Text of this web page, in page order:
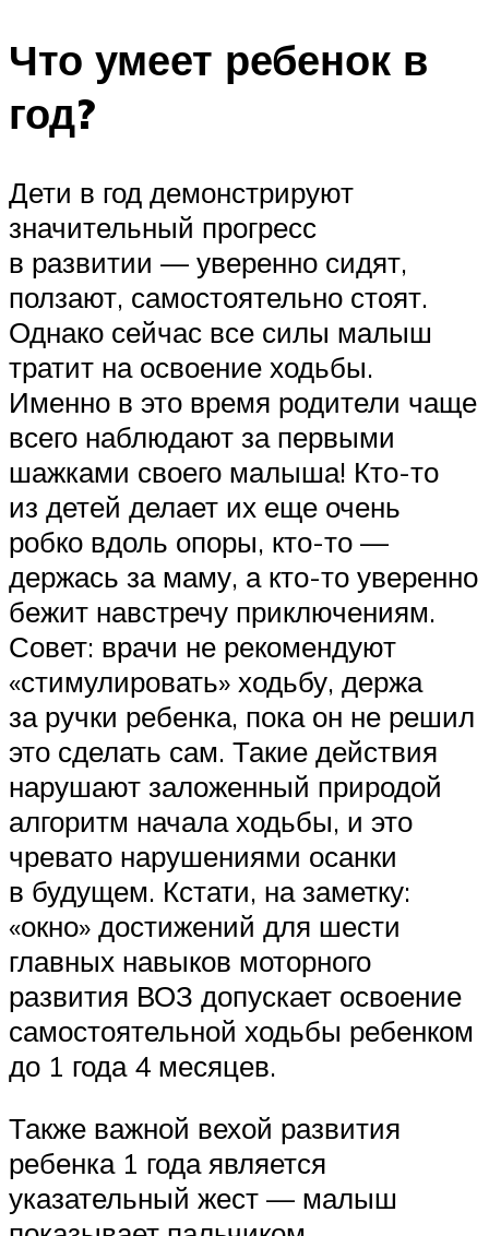
Что умеет ребенок в
год?
Дети в год демонстрируют
значительный прогресс
в развитии — уверенно сидят,
ползают, самостоятельно стоят.
Однако сейчас все силы малыш
тратит на освоение ходьбы.
Именно в это время родители чаще
всего наблюдают за первыми
шажками своего малыша! Кто-то
из детей делает их еще очень
робко вдоль опоры, кто-то —
держась за маму, а кто-то уверенно
бежит навстречу приключениям.
Совет: врачи не рекомендуют
«стимулировать» ходьбу, держа
за ручки ребенка, пока он не решил
это сделать сам. Такие действия
нарушают заложенный природой
алгоритм начала ходьбы, и это
чревато нарушениями осанки
в будущем. Кстати, на заметку:
«окно» достижений для шести
главных навыков моторного
развития ВОЗ допускает освоение
самостоятельной ходьбы ребенком
до 1 года 4 месяцев.
Также важной вехой развития
ребенка 1 года является
указательный жест — малыш